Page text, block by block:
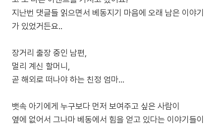
지난번 댓글들 읽으면서 베동지기 마음에 오래 남은 이야기
가 있었거든요..
장거리 출장 중인 남편,
멀리 계신 할머니,
곧 해외로 떠나야 하는 친정 엄마…
뱃속 아기에게 누구보다 먼저 보여주고 싶은 사람이
옆에 없어서 그나마 베동에서 힘을 얻고 있다는 이야기들이